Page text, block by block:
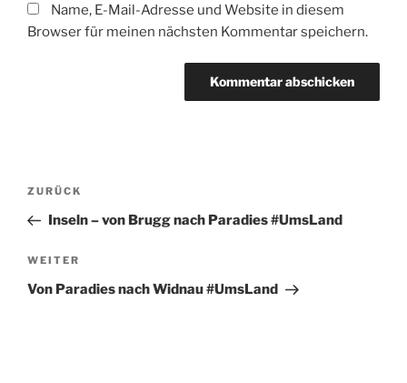
Name, E-Mail-Adresse und Website in diesem
Browser für meinen nächsten Kommentar speichern.
Beitragsnavigation
Vorheriger
Beitrag
ZURÜCK
Inseln – von Brugg nach Paradies #UmsLand
Nächster
Beitrag
WEITER
Von Paradies nach Widnau #UmsLand